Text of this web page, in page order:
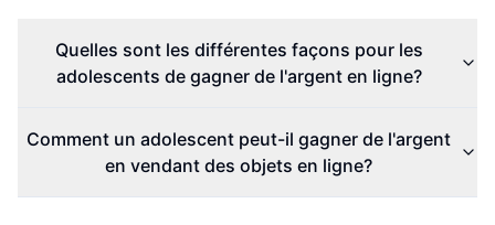
Quelles sont les différentes façons pour les
adolescents de gagner de l'argent en ligne?
Comment un adolescent peut-il gagner de l'argent
en vendant des objets en ligne?